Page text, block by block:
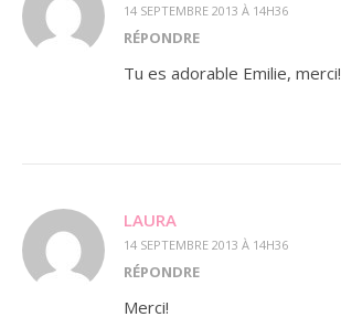
14 SEPTEMBRE 2013 À 14H36
RÉPONDRE
Tu es adorable Emilie, merci!
LAURA
14 SEPTEMBRE 2013 À 14H36
RÉPONDRE
Merci!